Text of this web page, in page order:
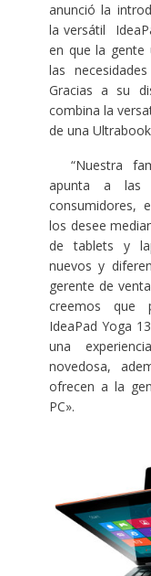
anunció la
la versátil
en que la gente
las
Gracias a su
combina la
de una
“Nuestra
apunta a las
consumidores,
los desee
de tablets y
nuevos y
gerente de
creemos que
IdeaPad Yoga
una
novedosa,
ofrecen a la
PC».